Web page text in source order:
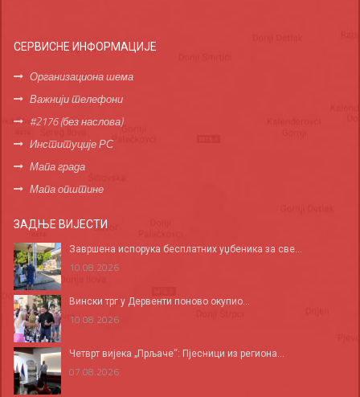
СЕРВИСНЕ ИНФОРМАЦИЈЕ
Организациона шема
Важнији телефони
#2176 (без наслова)
Институције РС
Мапа града
Мапа општине
ЗАДЊЕ ВИЈЕСТИ
Завршена испорука бесплатних уџбеника за све...
10.08.2026
Вински трг у Дервенти поново окупио...
10.08.2026
Четврт вијека „Прљаче“: Пјесници из региона...
07.08.2026